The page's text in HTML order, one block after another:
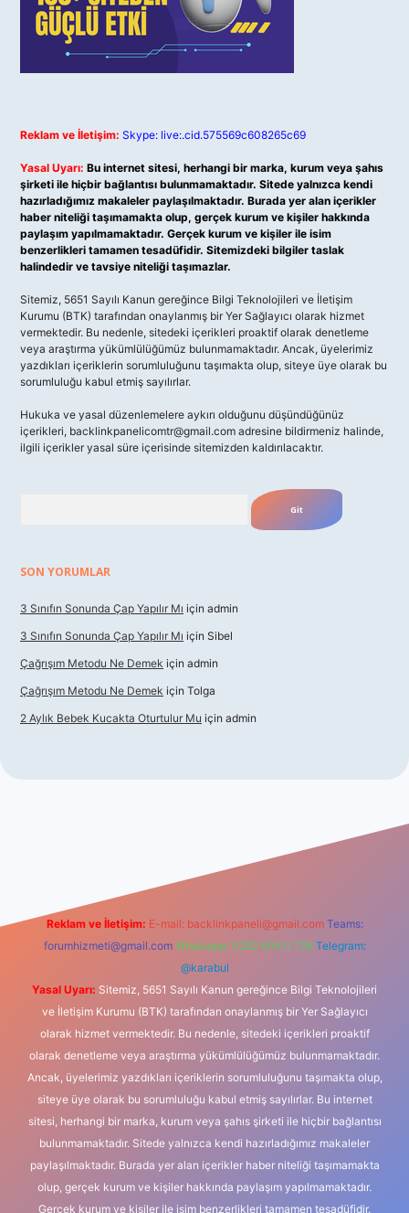
Reklam ve İletişim: Skype: live:.cid.575569c608265c69
Yasal Uyarı: Bu internet sitesi, herhangi bir marka, kurum veya şahıs
şirketi ile hiçbir bağlantısı bulunmamaktadır. Sitede yalnızca kendi
hazırladığımız makaleler paylaşılmaktadır. Burada yer alan içerikler
haber niteliği taşımamakta olup, gerçek kurum ve kişiler hakkında
paylaşım yapılmamaktadır. Gerçek kurum ve kişiler ile isim
benzerlikleri tamamen tesadüfidir. Sitemizdeki bilgiler taslak
halindedir ve tavsiye niteliği taşımazlar.
Sitemiz, 5651 Sayılı Kanun gereğince Bilgi Teknolojileri ve İletişim
Kurumu (BTK) tarafından onaylanmış bir Yer Sağlayıcı olarak hizmet
vermektedir. Bu nedenle, sitedeki içerikleri proaktif olarak denetleme
veya araştırma yükümlülüğümüz bulunmamaktadır. Ancak, üyelerimiz
yazdıkları içeriklerin sorumluluğunu taşımakta olup, siteye üye olarak bu
sorumluluğu kabul etmiş sayılırlar.
Hukuka ve yasal düzenlemelere aykırı olduğunu düşündüğünüz
içerikleri, backlinkpanelicomtr@gmail.com adresine bildirmeniz halinde,
ilgili içerikler yasal süre içerisinde sitemizden kaldırılacaktır.
SON YORUMLAR
3 Sınıfın Sonunda Çap Yapılır Mı için admin
3 Sınıfın Sonunda Çap Yapılır Mı için Sibel
Çağrışım Metodu Ne Demek için admin
Çağrışım Metodu Ne Demek için Tolga
2 Aylık Bebek Kucakta Oturtulur Mu için admin
Reklam ve İletişim: E-mail: backlinkpaneli@gmail.com Teams:
forumhizmeti@gmail.com Whatsapp: 0262 606 0 726 Telegram:
@karabul
Yasal Uyarı: Sitemiz, 5651 Sayılı Kanun gereğince Bilgi Teknolojileri
ve İletişim Kurumu (BTK) tarafından onaylanmış bir Yer Sağlayıcı
olarak hizmet vermektedir. Bu nedenle, sitedeki içerikleri proaktif
olarak denetleme veya araştırma yükümlülüğümüz bulunmamaktadır.
Ancak, üyelerimiz yazdıkları içeriklerin sorumluluğunu taşımakta olup,
siteye üye olarak bu sorumluluğu kabul etmiş sayılırlar. Bu internet
sitesi, herhangi bir marka, kurum veya şahıs şirketi ile hiçbir bağlantısı
bulunmamaktadır. Sitede yalnızca kendi hazırladığımız makaleler
paylaşılmaktadır. Burada yer alan içerikler haber niteliği taşımamakta
olup, gerçek kurum ve kişiler hakkında paylaşım yapılmamaktadır.
Gerçek kurum ve kişiler ile isim benzerlikleri tamamen tesadüfidir.